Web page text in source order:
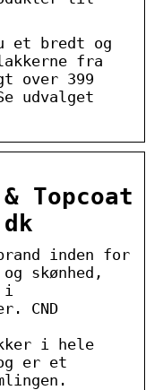
et bredt og
fra
over 399
udvalget
Topcoat
inden for
skønhed,
i
CND
i hele
er et